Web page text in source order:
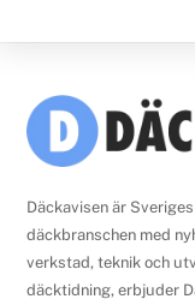
Däckavisen är
däckbranschen med
verkstad, teknik och
däcktidning, erbjuder